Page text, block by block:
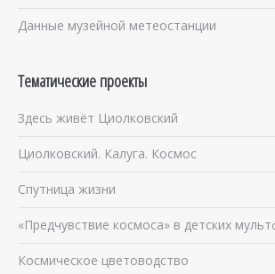
Данные музейной метеостанции
Тематические проекты
Здесь живёт Циолковский
Циолковский. Калуга. Космос
Спутница жизни
«Предчувствие космоса» в детских
Космическое цветоводство